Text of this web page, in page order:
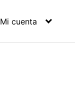
Mi cuenta